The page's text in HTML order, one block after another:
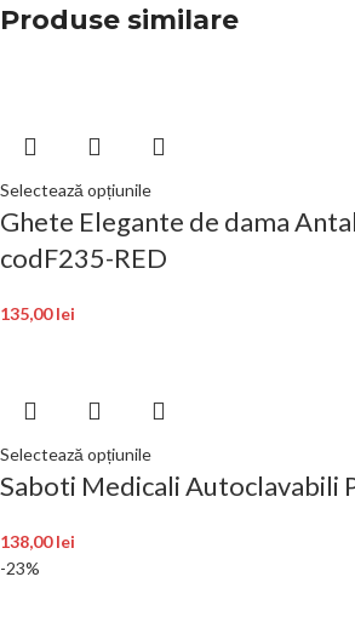
Produse similare
Selectează opțiunile
Ghete Elegante de dama
codF235-RED
135,00lei
Selectează opțiunile
Saboti Medicali Autoclavabili
138,00lei
-23%